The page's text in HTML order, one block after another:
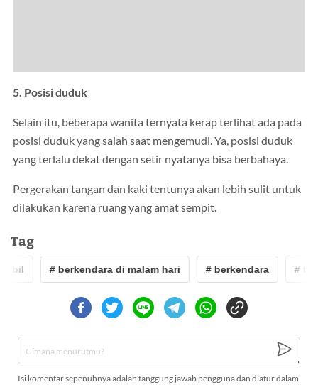
5. Posisi duduk
Selain itu, beberapa wanita ternyata kerap terlihat ada pada
posisi duduk yang salah saat mengemudi. Ya, posisi duduk
yang terlalu dekat dengan setir nyatanya bisa berbahaya.
Pergerakan tangan dan kaki tentunya akan lebih sulit untuk
dilakukan karena ruang yang amat sempit.
Tag
# berkendara di malam hari # berkendara # tips
Isi komentar sepenuhnya adalah tanggung jawab pengguna dan diatur dalam